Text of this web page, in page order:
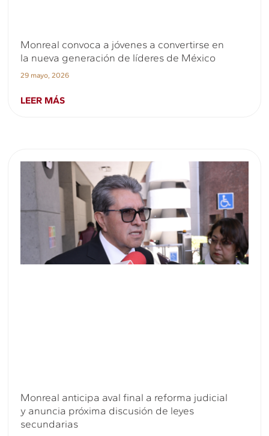
Monreal convoca a jóvenes a convertirse en
la nueva generación de líderes de México
29 mayo, 2026
LEER MÁS
Monreal anticipa aval final a reforma judicial
y anuncia próxima discusión de leyes
secundarias